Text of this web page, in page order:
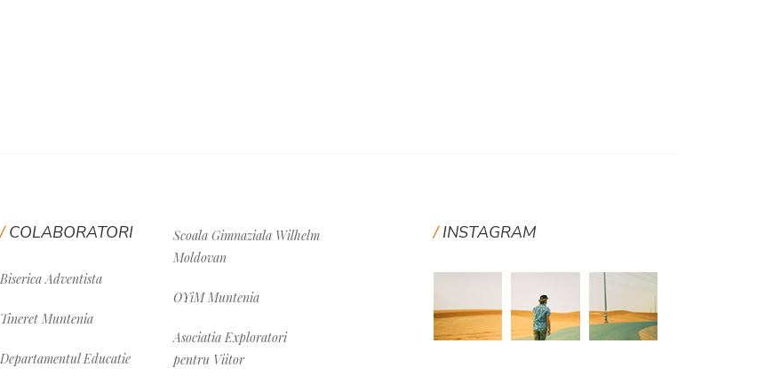
COLABORATORI
Biserica Adventista
Tineret Muntenia
Departamentul Educatie
Scoala Gimnaziala Wilhelm
Moldovan
OYiM Muntenia
Asociatia Exploratori
pentru Viitor
INSTAGRAM